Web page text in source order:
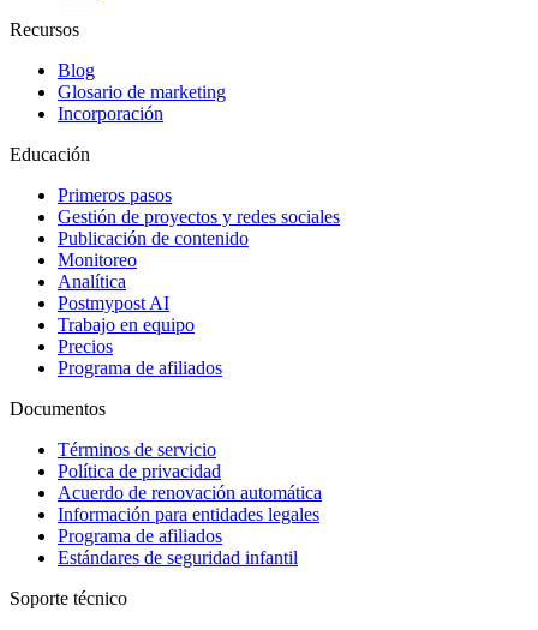
Recursos
Blog
Glosario de marketing
Incorporación
Educación
Primeros pasos
Gestión de proyectos y redes sociales
Publicación de contenido
Monitoreo
Analítica
Postmypost AI
Trabajo en equipo
Precios
Programa de afiliados
Documentos
Términos de servicio
Política de privacidad
Acuerdo de renovación automática
Información para entidades legales
Programa de afiliados
Estándares de seguridad infantil
Soporte técnico